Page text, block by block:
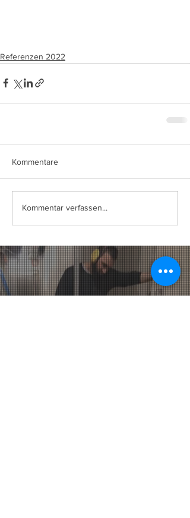
Referenzen 2022
Kommentare
Kommentar verfassen...